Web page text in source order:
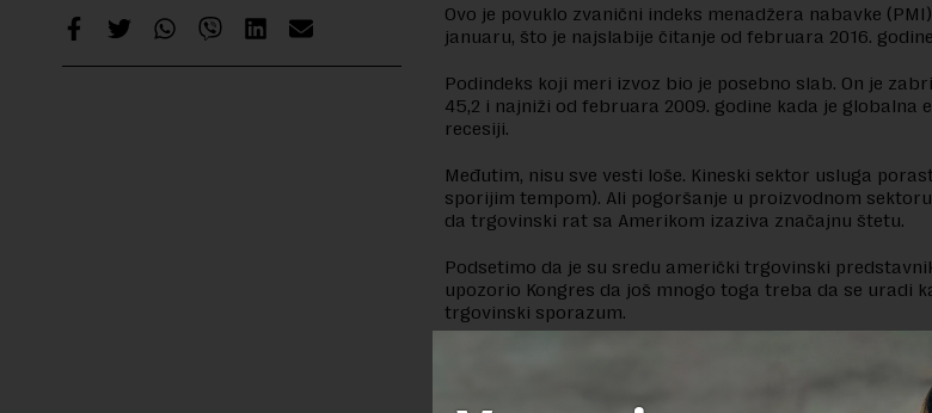
Ovo je povuklo zvanični indeks menadžera nabavke
januaru, što je najslabije čitanje od februara 2016.
Podindeks koji meri izvoz bio je posebno slab. On je
45,2 i najniži od februara 2009. godine kada je globalna
recesiji.
Međutim, nisu sve vesti loše. Kineski sektor usluga
sporijim tempom). Ali pogoršanje u proizvodnom
da trgovinski rat sa Amerikom izaziva značajnu štetu.
Podsetimo da je su sredu američki trgovinski
upozorio Kongres da još mnogo toga treba da se uradi
trgovinski sporazum.
Ova vest je razočarala investitore, i oborila šangajski